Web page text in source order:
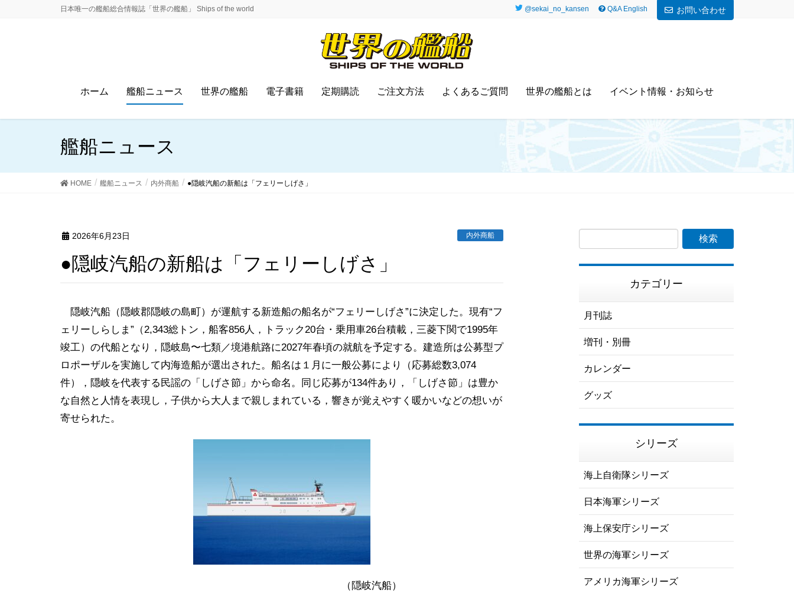
日本唯一の艦船総合情報誌「世界の艦船」 Ships of the world @sekai_no_kansen Q&A English お問い合わせ
ホーム 艦船ニュース 世界の艦船 電子書籍 定期購読 ご注文方法 よくあるご質問 世界の艦船とは イベント情報・お知らせ
艦船ニュース
HOME 艦船ニュース 内外商船 ●隠岐汽船の新船は「フェリーしげさ」
2026年6月23日 内外商船
●隠岐汽船の新船は「フェリーしげさ」
隠岐汽船（隠岐郡隠岐の島町）が運航する新造船の船名が“フェリーしげさ”に決定した。現有“フ
ェリーしらしま”（2,343総トン，船客856人，トラック20台・乗用車26台積載，三菱下関で1995年
竣工）の代船となり，隠岐島〜七類／境港航路に2027年春頃の就航を予定する。建造所は公募型プ
ロポーザルを実施して内海造船が選出された。船名は１月に一般公募により（応募総数3,074
件），隠岐を代表する民謡の「しげさ節」から命名。同じ応募が134件あり，「しげさ節」は豊か
な自然と人情を表現し，子供から大人まで親しまれている，響きが覚えやすく暖かいなどの想いが
寄せられた。
（隠岐汽船）
カテゴリー
月刊誌
増刊・別冊
カレンダー
グッズ
シリーズ
海上自衛隊シリーズ
日本海軍シリーズ
海上保安庁シリーズ
世界の海軍シリーズ
アメリカ海軍シリーズ